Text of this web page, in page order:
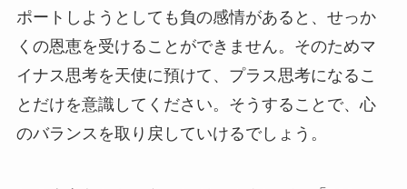
ポートしようとしても負の感情があると、せっか
くの恩恵を受けることができません。そのためマ
イナス思考を天使に預けて、プラス思考になるこ
とだけを意識してください。そうすることで、心
のバランスを取り戻していけるでしょう。